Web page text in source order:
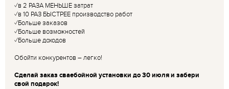
✓в 2 РАЗА МЕНЬШЕ затрат
✓в 10 РАЗ БЫСТРЕЕ производство работ
✓Больше заказов
✓Больше возможностей
✓Больше доходов
Обойти конкурентов – легко!
Сделай заказ сваебойной установки до 30 июля и забери
свой подарок!